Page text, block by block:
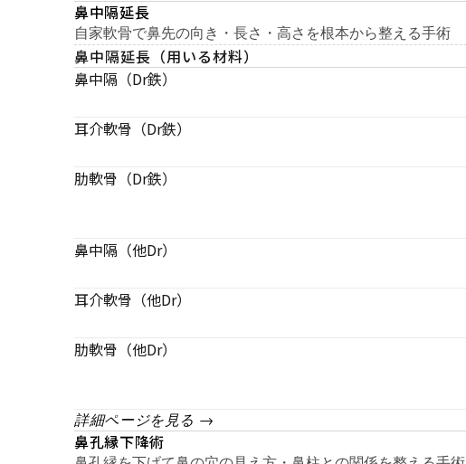
鼻中隔延長
自家軟骨で鼻先の向き・長さ・高さを根本から整える手術
鼻中隔延長（用いる材料）
鼻中隔（Dr鉄）
耳介軟骨（Dr鉄）
肋軟骨（Dr鉄）
鼻中隔（他Dr）
耳介軟骨（他Dr）
肋軟骨（他Dr）
詳細ページを見る →
鼻孔縁下降術